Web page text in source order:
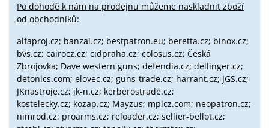
Po dohodě k nám na prodejnu můžeme naskladnit zboží
od obchodníků:
alfaproj.cz; banzai.cz; bestpatron.eu; beretta.cz; binox.cz;
bvs.cz; cairocz.cz; cidpraha.cz; colosus.cz; Česká
Zbrojovka; Dave western guns; defendia.cz; dellinger.cz;
detonics.com; elovec.cz; guns-trade.cz; harrant.cz; JGS.cz;
JKnastroje.cz; jk-n.cz; kerberostrade.cz;
kostelecky.cz; kozap.cz; Mayzus; mpicz.com; neopatron.cz;
nimrod.cz; proarms.cz; reloader.cz; sellier-bellot.cz;